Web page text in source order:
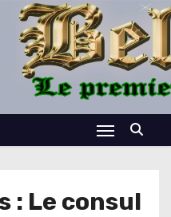
: Le consul